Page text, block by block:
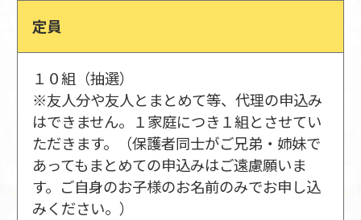
定員
１０組（抽選）
※友人分や友人とまとめて等、代理の申込み
はできません。１家庭につき１組とさせてい
ただきます。（保護者同士がご兄弟・姉妹で
あってもまとめての申込みはご遠慮願いま
す。ご自身のお子様のお名前のみでお申し込
みください。）